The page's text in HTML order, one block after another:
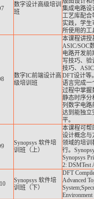
数字设计高级培训
班
集成电路设
工艺库配合
实践，学
所使用的工
数字IC前端设计高
级培训班
本课程讲授
ASIC/SOC
电路开发前
写技巧、验
技巧、
DFT设计等
语言完成一
过程中掌握
静态时序分
列数字电路
达到能独立
平。
Synopsys 软件培
训班（上）
本课程可帮
设计概念与
领域的培训
行。
Synopsys
2: DSMTest
Synopsys 软件培
训班（下）
DFT
Advanced
Environment